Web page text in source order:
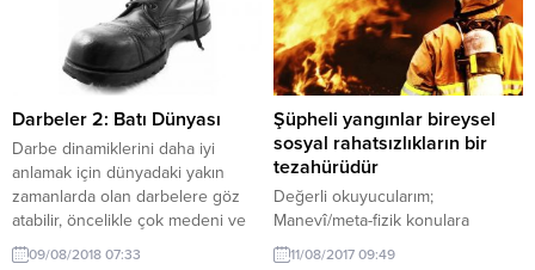
Darbeler 2: Batı Dünyası
Darbe dinamiklerini daha iyi
anlamak için dünyadaki yakın
zamanlarda olan darbelere göz
atabilir, öncelikle çok medeni ve
darbe olmaz sanılan Batı’daki
09/08/2018 07:33
Şüpheli yangınlar bireysel
sosyal rahatsızlıkların bir
tezahürüdür
Değerli okuyucularım;
Manevî/meta-fizik konulara
meraklı bir sosyal bilimci olarak
11/08/2017 09:49